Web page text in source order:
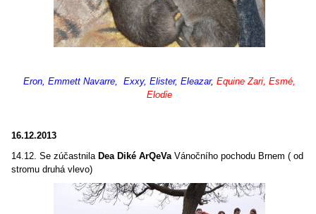
Eron, Emmett Navarre, Exxy, Elister, Eleazar, Equine Zari, Esmé,
Elodie
16.12.2013
14.12. Se zúčastnila Dea Diké ArQeVa Vánočního pochodu Brnem ( od
stromu druhá vlevo)